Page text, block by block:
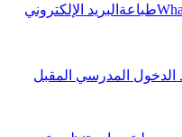
طباعة البريد الإلكتروني
الدخول المدرسي المقبل